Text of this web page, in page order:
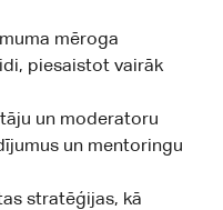
mēroga
piesaistot vairāk
un moderatoru
un mentoringu
stratēģijas, kā